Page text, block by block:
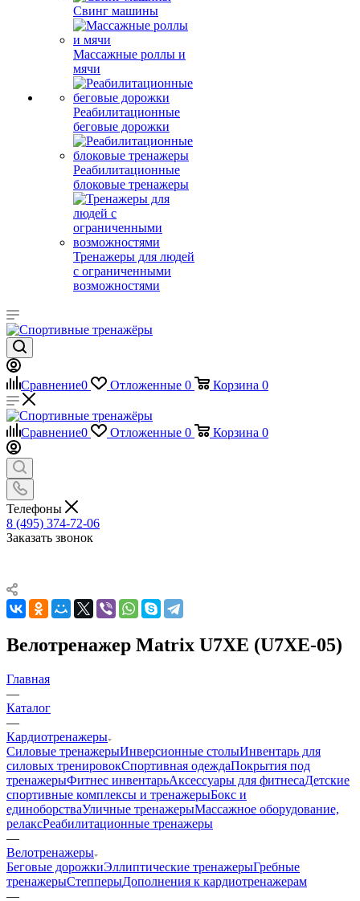
Свинг машины
Массажные роллы и
мячи
Реабилитационные
беговые дорожки
Реабилитационные
блоковые тренажеры
Тренажеры для людей
с ограниченными
возможностями
Сравнение0 Отложенные 0 Корзина 0
Сравнение0 Отложенные 0 Корзина 0
Телефоны
8 (495) 374-72-06
Заказать звонок
Велотренажер Matrix U7XE (U7XE-05)
Главная
—
Каталог
—
Кардиотренажеры
Силовые тренажерыИнверсионные столыИнвентарь для
силовых тренировокСпортивная одеждаПокрытия под
тренажерыФитнес инвентарьАксессуары для фитнесаДетские
спортивные комплексы и тренажерыБокс и
единоборстваУличные тренажерыМассажное оборудование,
релаксРеабилитационные тренажеры
—
Велотренажеры
Беговые дорожкиЭллиптические тренажерыГребные
тренажерыСтепперыДополнения к кардиотренажерам
—